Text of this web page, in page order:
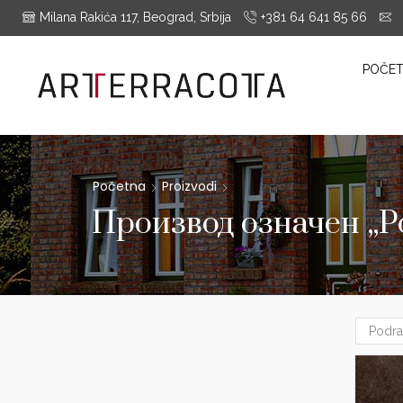
Milana Rakića 117, Beograd, Srbija +381 64 641 85 66
Montrieux, Engels Baksteen, ABC-Klinkergruppe, Cotto D'este...
Početna Proizvodi
Производ oзначен